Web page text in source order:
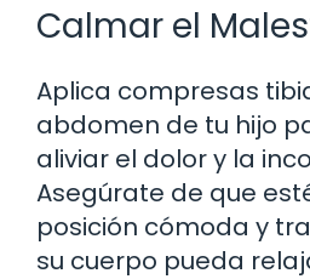
Calmar el
Aplica compresas
abdomen de tu hijo
aliviar el dolor y la
Asegúrate de que
posición cómoda y
su cuerpo pueda